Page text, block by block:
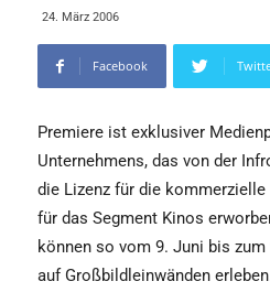
24. März 2006
Facebook
Premiere ist exklusiver
Unternehmens, das von der
die Lizenz für die kommerzielle
für das Segment Kinos
können so vom 9. Juni bis
auf Großbildleinwänden